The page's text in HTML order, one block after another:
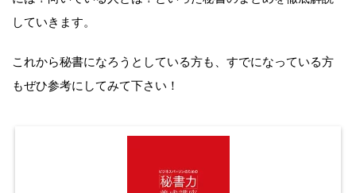
していきます。
これから秘書になろうとしている方も、すでになっている方
もぜひ参考にしてみて下さい！